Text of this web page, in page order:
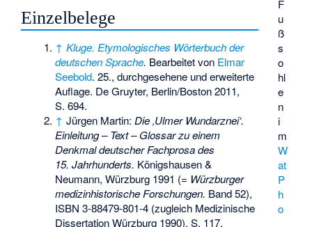
F
u
ß
s
o
hl
e
n
i
m
W
at
P
h
o
Einzelbelege
↑ Kluge. Etymologisches Wörterbuch der
deutschen Sprache. Bearbeitet von Elmar
Seebold. 25., durchgesehene und erweiterte
Auflage. De Gruyter, Berlin/Boston 2011,
S. 694.
↑ Jürgen Martin:Die ‚Ulmer Wundarznei‘.
Einleitung – Text – Glossar zu einem
Denkmal deutscher Fachprosa des
15. Jahrhunderts. Königshausen &
Neumann, Würzburg 1991 (= Würzburger
medizinhistorische Forschungen. Band 52),
ISBN 3-88479-801-4 (zugleich Medizinische
Dissertation Würzburg 1990), S. 117.